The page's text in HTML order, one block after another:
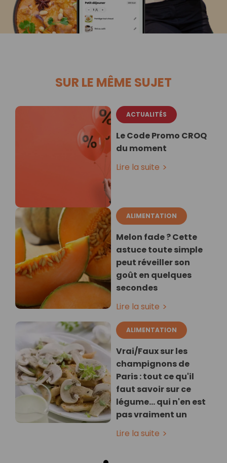
SUR LE MÊME SUJET
ACTUALITÉS
Le Code Promo CROQ
du moment
Lire la suite
ALIMENTATION
Melon fade ? Cette
astuce toute simple
peut réveiller son
goût en quelques
secondes
Lire la suite
ALIMENTATION
Vrai/Faux sur les
champignons de
Paris : tout ce qu'il
faut savoir sur ce
légume… qui n'en est
pas vraiment un
Lire la suite